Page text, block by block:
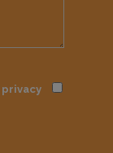
privacy